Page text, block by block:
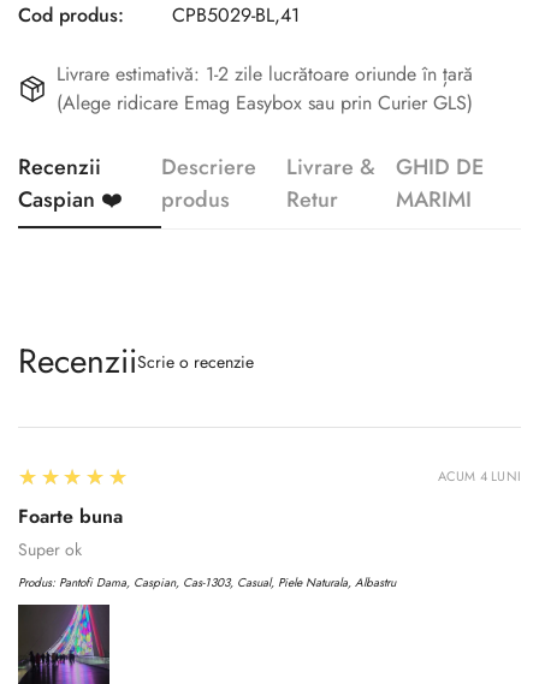
Cod produs:
CPB5029-BL,41
Livrare estimativă: 1-2 zile lucrătoare oriunde în țară
(Alege ridicare Emag Easybox sau prin Curier GLS)
Recenzii
Caspian ❤️
Descriere
produs
Livrare &
Retur
GHID DE
MARIMI
RecenziiScrie o recenzie
5
★★★★★
Foarte buna
Super ok
Produs: Pantofi Dama, Caspian, Cas-1303, Casual, Piele Naturala, Albastru
ACUM 4 LUNI